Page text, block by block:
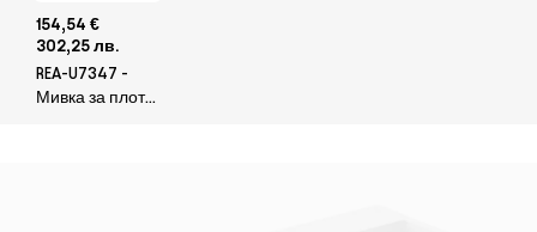
154,54 €
302,25 лв.
REA-U7347 -
Мивка за плот